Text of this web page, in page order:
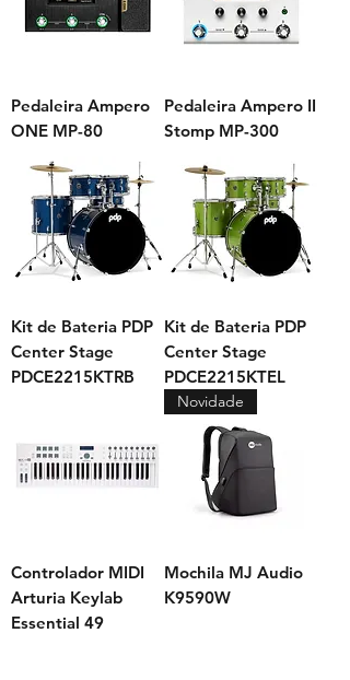
Pedaleira Ampero
ONE MP-80
Pedaleira Ampero II
Stomp MP-300
Kit de Bateria PDP
Center Stage
PDCE2215KTRB
Kit de Bateria PDP
Center Stage
PDCE2215KTEL
Controlador MIDI
Arturia Keylab
Essential 49
Novidade
Mochila MJ Audio
K9590W